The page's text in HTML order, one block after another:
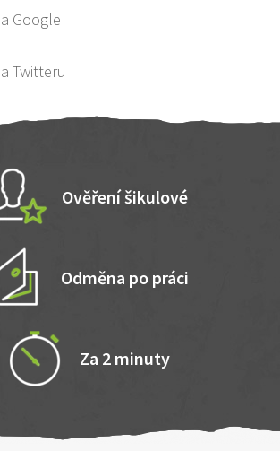
Google
Twitteru
Ověření šikulové
Odměna po práci
Za 2 minuty